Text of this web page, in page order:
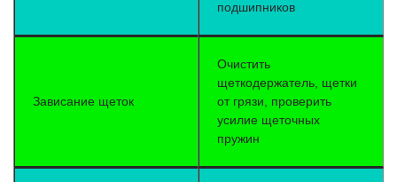
подшипников
Зависание щеток
Очистить
щеткодержатель, щетки
от грязи, проверить
усилие щеточных
пружин